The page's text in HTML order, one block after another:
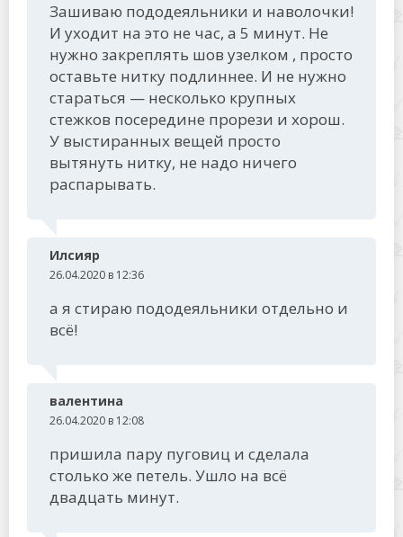
Зашиваю пододеяльники и наволочки!
И уходит на это не час, а 5 минут. Не
нужно закреплять шов узелком , просто
оставьте нитку подлиннее. И не нужно
стараться — несколько крупных
стежков посередине прорези и хорош.
У выстиранных вещей просто
вытянуть нитку, не надо ничего
распарывать.
Илсияр
26.04.2020 в 12:36
а я стираю пододеяльники отдельно и
всё!
валентина
26.04.2020 в 12:08
пришила пару пуговиц и сделала
столько же петель. Ушло на всё
двадцать минут.